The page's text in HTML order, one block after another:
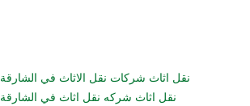
نقل اثاث شركات نقل الاثاث في الشارقة
نقل اثاث شركه نقل اثاث في الشارقة